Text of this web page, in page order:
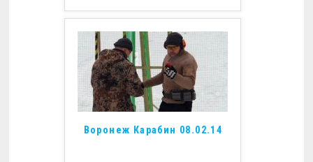
Воронеж Карабин 08.02.14